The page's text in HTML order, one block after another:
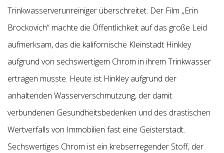
Trinkwasserverunreiniger überschreitet. Der Film „Erin
Brockovich“ machte die Öffentlichkeit auf das große Leid
aufmerksam, das die kalifornische Kleinstadt Hinkley
aufgrund von sechswertigem Chrom in ihrem Trinkwasser
ertragen musste. Heute ist Hinkley aufgrund der
anhaltenden Wasserverschmutzung, der damit
verbundenen Gesundheitsbedenken und des drastischen
Wertverfalls von Immobilien fast eine Geisterstadt.
Sechswertiges Chrom ist ein krebserregender Stoff, der